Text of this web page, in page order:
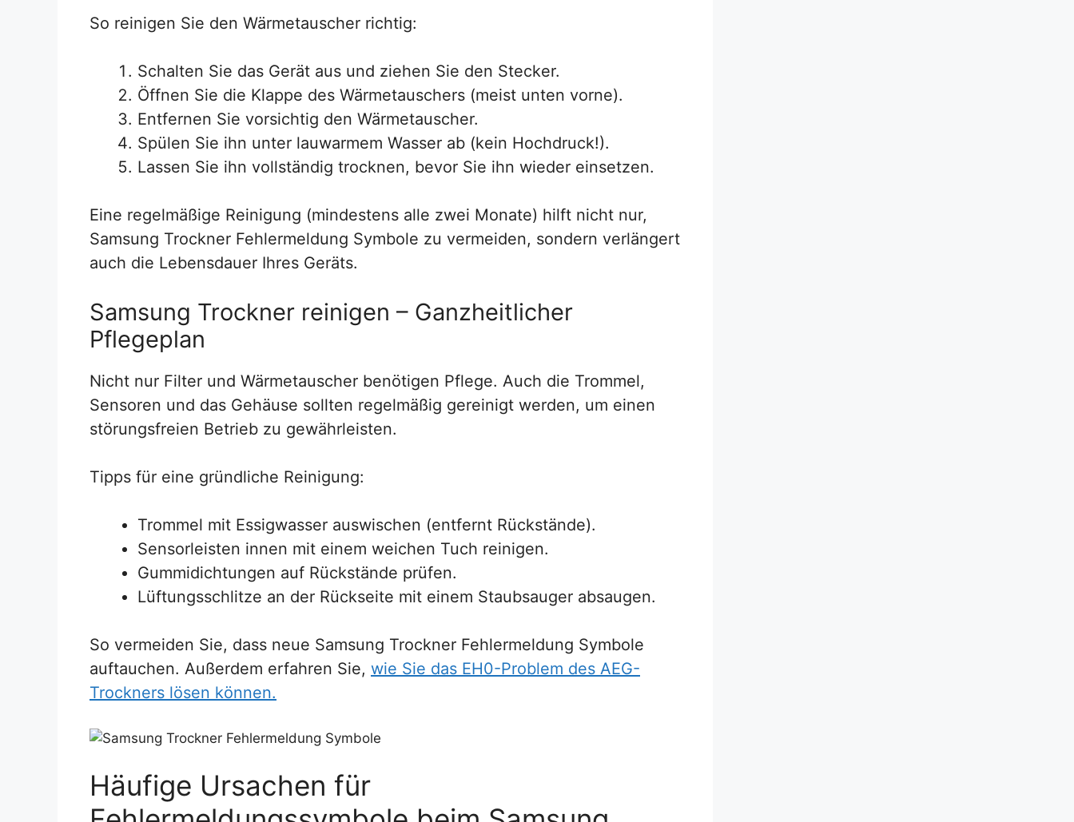
So reinigen Sie den Wärmetauscher richtig:
Schalten Sie das Gerät aus und ziehen Sie den Stecker.
Öffnen Sie die Klappe des Wärmetauschers (meist unten vorne).
Entfernen Sie vorsichtig den Wärmetauscher.
Spülen Sie ihn unter lauwarmem Wasser ab (kein Hochdruck!).
Lassen Sie ihn vollständig trocknen, bevor Sie ihn wieder einsetzen.
Eine regelmäßige Reinigung (mindestens alle zwei Monate) hilft nicht nur,
Samsung Trockner Fehlermeldung Symbole zu vermeiden, sondern verlängert
auch die Lebensdauer Ihres Geräts.
Samsung Trockner reinigen – Ganzheitlicher
Pflegeplan
Nicht nur Filter und Wärmetauscher benötigen Pflege. Auch die Trommel,
Sensoren und das Gehäuse sollten regelmäßig gereinigt werden, um einen
störungsfreien Betrieb zu gewährleisten.
Tipps für eine gründliche Reinigung:
Trommel mit Essigwasser auswischen (entfernt Rückstände).
Sensorleisten innen mit einem weichen Tuch reinigen.
Gummidichtungen auf Rückstände prüfen.
Lüftungsschlitze an der Rückseite mit einem Staubsauger absaugen.
So vermeiden Sie, dass neue Samsung Trockner Fehlermeldung Symbole
auftauchen. Außerdem erfahren Sie, wie Sie das EH0-Problem des AEG-
Trockners lösen können.
Häufige Ursachen für